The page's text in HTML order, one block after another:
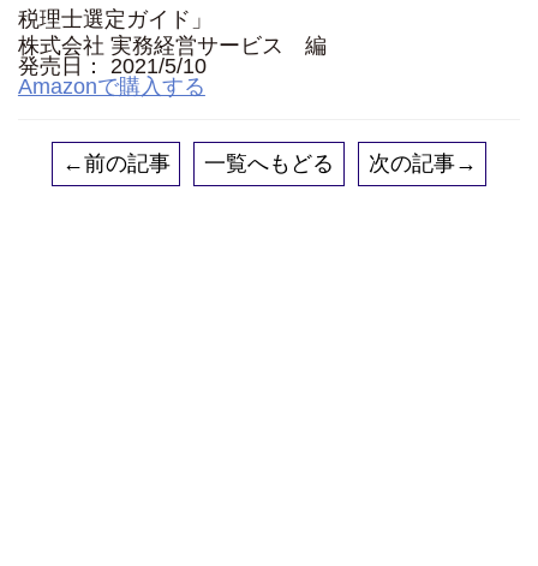
税理士選定ガイド」
株式会社 実務経営サービス 編
発売日： 2021/5/10
Amazonで購入する
←前の記事 一覧へもどる 次の記事→